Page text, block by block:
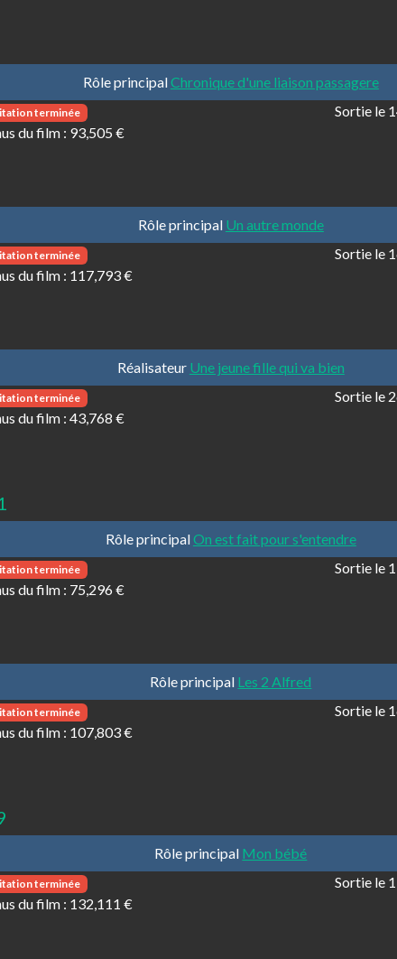
Rôle principalChronique d'une liaison passagere
terminée
du film : 93,505 €
Sortie le
Rôle principal Un autre monde
terminée
du film : 117,793 €
Sortie le
Réalisateur Une jeune fille qui va bien
terminée
du film : 43,768 €
Sortie le
Rôle principalOn est fait pour s'entendre
terminée
du film : 75,296 €
Sortie le
Rôle principal Les 2 Alfred
terminée
du film : 107,803 €
Sortie le
Rôle principal Mon bébé
terminée
du film : 132,111 €
Sortie le